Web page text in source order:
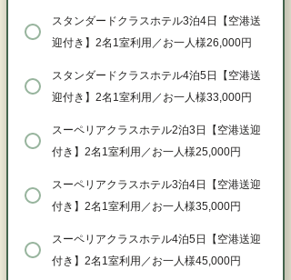
スタンダードクラスホテル3泊4日【空港送
迎付き】2名1室利用／お一人様26,000円
スタンダードクラスホテル4泊5日【空港送
迎付き】2名1室利用／お一人様33,000円
スーペリアクラスホテル2泊3日【空港送迎
付き】2名1室利用／お一人様25,000円
スーペリアクラスホテル3泊4日【空港送迎
付き】2名1室利用／お一人様35,000円
スーペリアクラスホテル4泊5日【空港送迎
付き】2名1室利用／お一人様45,000円